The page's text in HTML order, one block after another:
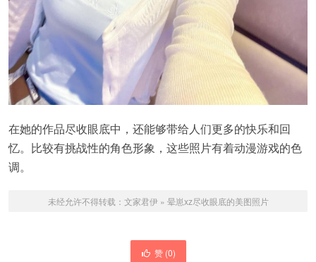
在她的作品尽收眼底中，还能够带给人们更多的快乐和回
忆。比较有挑战性的角色形象，这些照片有着动漫游戏的色
调。
未经允许不得转载： 文家君伊» 晕崽xz尽收眼底的美图照片
赞 (0)